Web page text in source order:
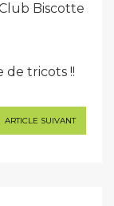
Biscotte
de tricots !!
ARTICLE SUIVANT